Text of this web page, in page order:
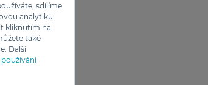
sdílíme
analytiku.
kliknutím na
také
Další
používání